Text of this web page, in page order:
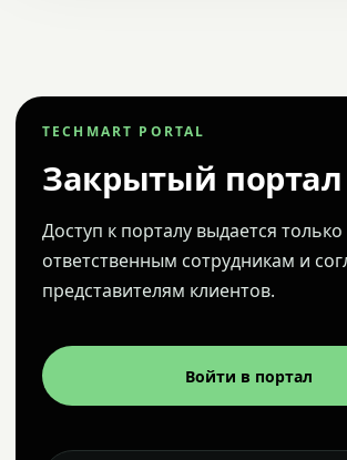
TECHMART PORTAL
Закрытый портал
Доступ к порталу выдается только
ответственным сотрудникам и
представителям клиентов.
Войти в портал